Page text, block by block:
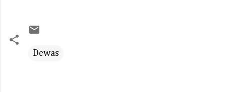
Dewas